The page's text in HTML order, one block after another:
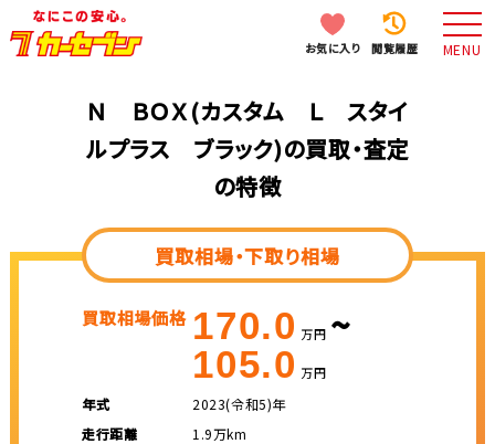
お気に入り 閲覧履歴 MENU
Ｎ ＢＯＸ(カスタム Ｌ スタイ
ルプラス ブラック)の買取・査定
の特徴
買取相場・下取り相場
買取相場価格 170.0 万円 ~
105.0 万円
年式
2023(令和5)年
走行距離
1.9万km